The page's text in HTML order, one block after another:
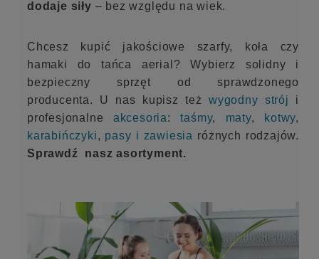
dodaje siły – bez względu na wiek.
Chcesz kupić jakościowe szarfy, koła czy
hamaki do tańca aerial? Wybierz solidny i
bezpieczny sprzęt od sprawdzonego
producenta. U nas kupisz też wygodny strój
i
profesjonalne akcesoria:taśmy, maty, kotwy,
karabińczyki, pasy i zawiesia różnych rodzajów.
Sprawdź nasz asortyment.